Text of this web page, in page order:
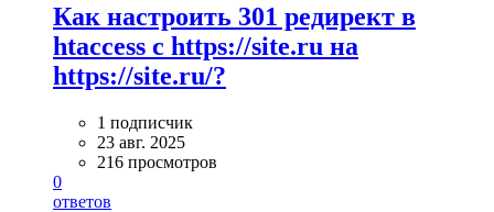
Как настроить 301 редирект в
htaccess с https://site.ru на
https://site.ru/?
1 подписчик
23 авг. 2025
216 просмотров
0
ответов